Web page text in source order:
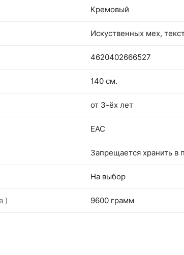
Кремовый
Искуственных мех,
4620402666527
140 см.
от 3-ёх лет
EAC
Запрещается хранить
На выбор
) 9600 грамм